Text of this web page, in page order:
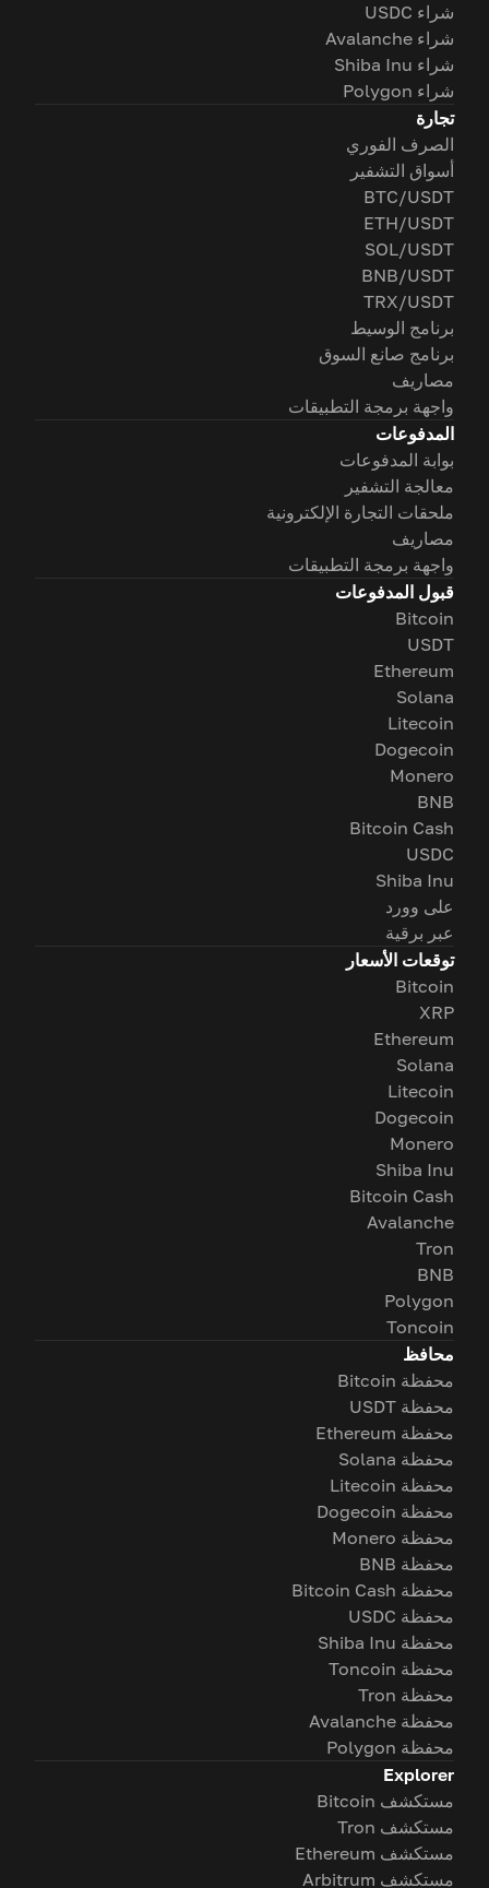
شراء USDC
شراء Avalanche
شراء Shiba Inu
شراء Polygon
تجارة
الصرف الفوري
أسواق التشفير
BTC/USDT
ETH/USDT
SOL/USDT
BNB/USDT
TRX/USDT
برنامج الوسيط
برنامج صانع السوق
مصاريف
واجهة برمجة التطبيقات
المدفوعات
بوابة المدفوعات
معالجة التشفير
ملحقات التجارة الإلكترونية
مصاريف
واجهة برمجة التطبيقات
قبول المدفوعات
Bitcoin
USDT
Ethereum
Solana
Litecoin
Dogecoin
Monero
BNB
Bitcoin Cash
USDC
Shiba Inu
على وورد
عبر برقية
توقعات الأسعار
Bitcoin
XRP
Ethereum
Solana
Litecoin
Dogecoin
Monero
Shiba Inu
Bitcoin Cash
Avalanche
Tron
BNB
Polygon
Toncoin
محافظ
محفظة Bitcoin
محفظة USDT
محفظة Ethereum
محفظة Solana
محفظة Litecoin
محفظة Dogecoin
محفظة Monero
محفظة BNB
محفظة Bitcoin Cash
محفظة USDC
محفظة Shiba Inu
محفظة Toncoin
محفظة Tron
محفظة Avalanche
محفظة Polygon
Explorer
مستكشف Bitcoin
مستكشف Tron
مستكشف Ethereum
مستكشف Arbitrum